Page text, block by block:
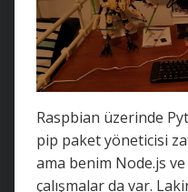
Raspbian üzerinde
pip paket yöneticisi
ama benim Node.js
çalışmalar da var.